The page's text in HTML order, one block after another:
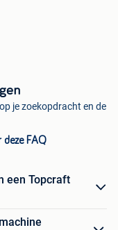
je zoekopdracht en de
deze FAQ
een Topcraft